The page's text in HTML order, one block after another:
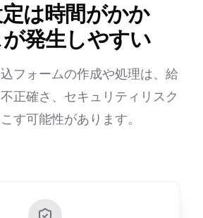
は時間がかか
発生しやすい
フォームの作成や処理は、給
正確さ、セキュリティリスク
す可能性があります。